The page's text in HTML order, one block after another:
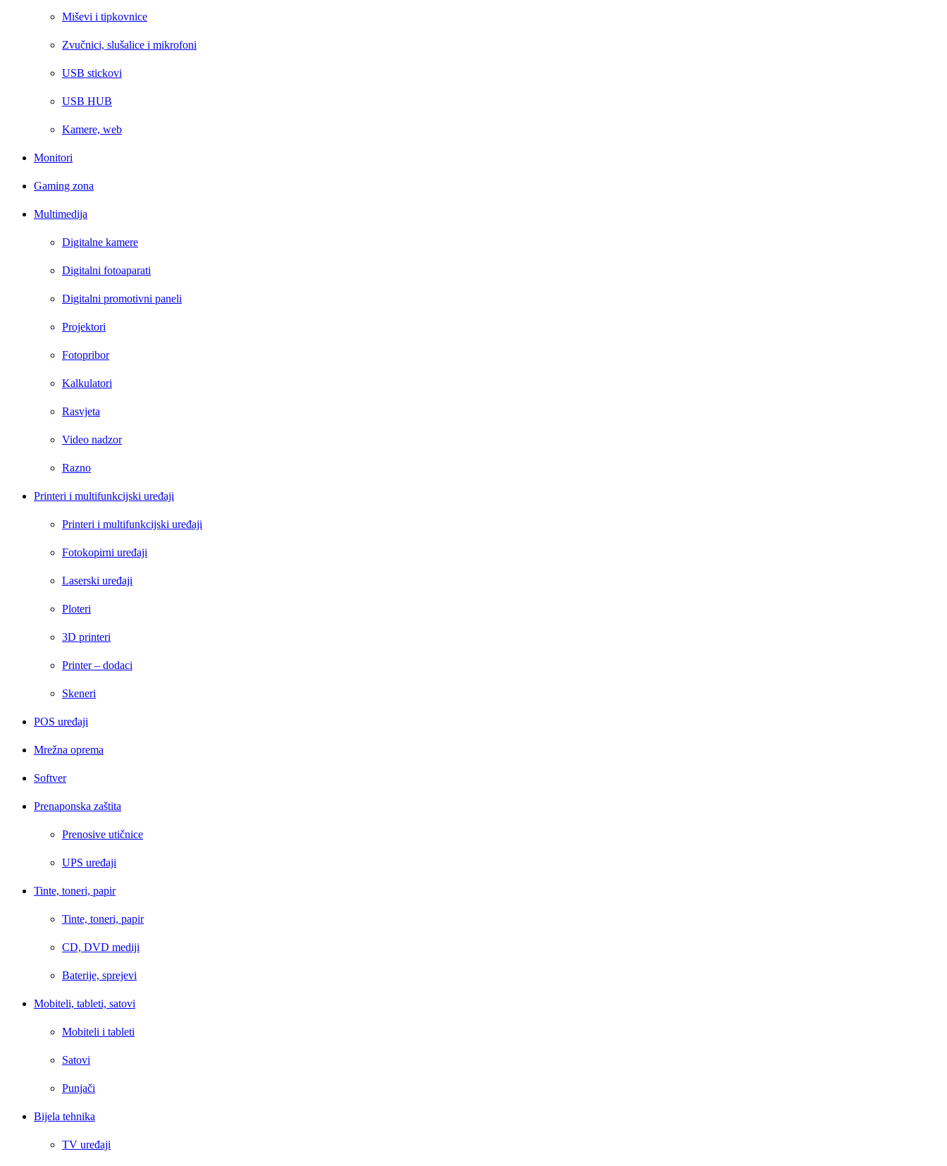
Miševi i tipkovnice
Zvučnici, slušalice i mikrofoni
USB stickovi
USB HUB
Kamere, web
Monitori
Gaming zona
Multimedija
Digitalne kamere
Digitalni fotoaparati
Digitalni promotivni paneli
Projektori
Fotopribor
Kalkulatori
Rasvjeta
Video nadzor
Razno
Printeri i multifunkcijski uređaji
Printeri i multifunkcijski uređaji
Fotokopirni uređaji
Laserski uređaji
Ploteri
3D printeri
Printer – dodaci
Skeneri
POS uređaji
Mrežna oprema
Softver
Prenaponska zaštita
Prenosive utičnice
UPS uređaji
Tinte, toneri, papir
Tinte, toneri, papir
CD, DVD mediji
Baterije, sprejevi
Mobiteli, tableti, satovi
Mobiteli i tableti
Satovi
Punjači
Bijela tehnika
TV uređaji